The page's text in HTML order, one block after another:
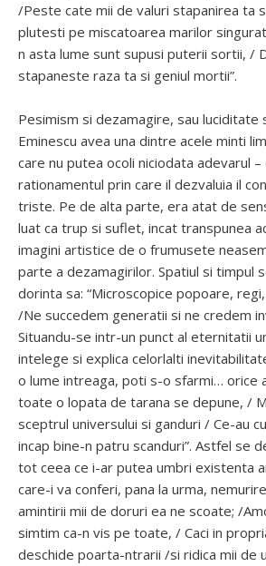
/Peste cate mii de valuri stapanirea ta
plutesti pe miscatoarea marilor
n asta lume sunt supusi puterii sortii, /
stapaneste raza ta si geniul mortii”.
Pesimism si dezamagire, sau luciditate
Eminescu avea una dintre acele minti
care nu putea ocoli niciodata adevarul –
rationamentul prin care il dezvaluia il
triste. Pe de alta parte, era atat de
luat ca trup si suflet, incat transpunea
imagini artistice de o frumusete
parte a dezamagirilor. Spatiul si timpul
dorinta sa: “Microscopice popoare,
/Ne succedem generatii si ne credem
Situandu-se intr-un punct al eternitatii
intelege si explica celorlalti
o lume intreaga, poti s-o sfarmi… orice
toate o lopata de tarana se depune, /
sceptrul universului si ganduri / Ce-au
incap bine-n patru scanduri”. Astfel se
tot ceea ce i-ar putea umbri existenta
care-i va conferi, pana la urma,
amintirii mii de doruri ea ne scoate; /
simtim ca-n vis pe toate, / Caci in
deschide poarta-ntrarii /si ridica mii de